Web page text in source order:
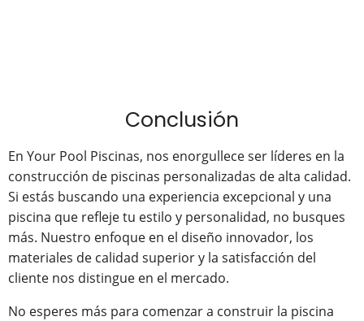
Conclusión
En Your Pool Piscinas, nos enorgullece ser líderes en la
construcción de piscinas personalizadas de alta calidad.
Si estás buscando una experiencia excepcional y una
piscina que refleje tu estilo y personalidad, no busques
más. Nuestro enfoque en el diseño innovador, los
materiales de calidad superior y la satisfacción del
cliente nos distingue en el mercado.
No esperes más para comenzar a construir la piscina